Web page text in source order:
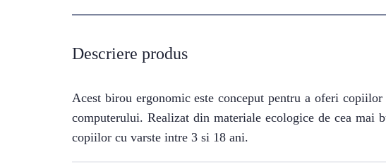
Descriere produs
Acest birou ergonomic este conceput pentru a oferi
computerului. Realizat din materiale ecologice de cea mai
copiilor cu varste intre 3 si 18 ani.